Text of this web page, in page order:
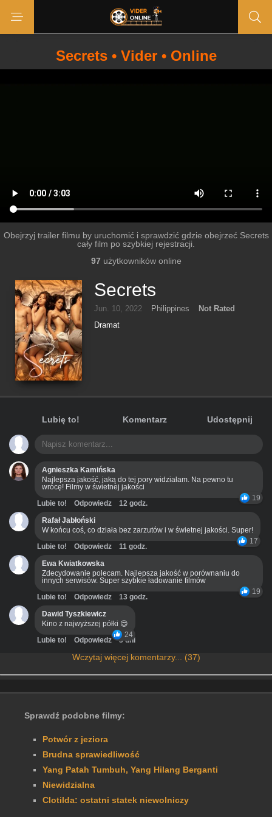
Secrets • Vider • Online
Obejrzyj trailer filmu by uruchomić i sprawdzić gdzie obejrzeć Secrets
cały film po szybkiej rejestracji.
97 użytkowników online
Secrets
Jun. 10, 2022 Philippines
Not Rated
Dramat
Lubię to! Komentarz Udostępnij
Agnieszka Kamińska
Najlepsza jakość, jaką do tej pory widziałam. Na pewno tu
wrócę! Filmy w świetnej jakości
19
Lubie to! Odpowiedz
12 godz.
Rafał Jabłoński
W końcu coś, co działa bez zarzutów i w świetnej jakości. Super!
17
Lubie to! Odpowiedz
11 godz.
Ewa Kwiatkowska
Zdecydowanie polecam. Najlepsza jakość w porównaniu do
innych serwisów. Super szybkie ładowanie filmów
19
Lubie to! Odpowiedz
13 godz.
Dawid Tyszkiewicz
Kino z najwyższej półki 😍
24
Lubie to! Odpowiedz 3 dni
Wczytaj więcej komentarzy... (37)
Sprawdź podobne filmy:
Potwór z jeziora
Brudna sprawiedliwość
Yang Patah Tumbuh, Yang Hilang Berganti
Niewidzialna
Clotilda: ostatni statek niewolniczy